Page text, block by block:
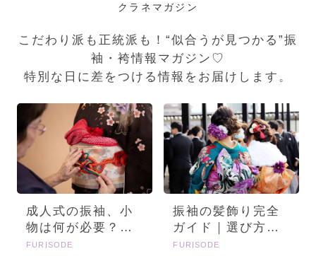
クラネマガジン
こだわり派も正統派も！“似合うが見つかる”振
袖・袴情報マガジン♡
特別な日に差をつける情報をお届けします。
成人式の振袖、小
物は何が必要？画
像とセットで詳し
FURISODE
振袖の髪飾り完全
ガイド｜選び方・
種類・トレンドを
FURISODE